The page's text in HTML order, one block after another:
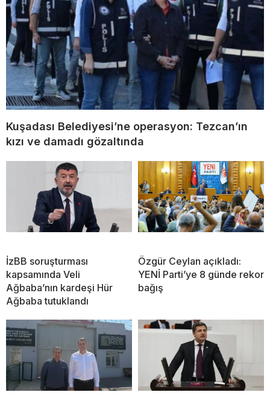
Kuşadası Belediyesi’ne operasyon: Tezcan’ın
kızı ve damadı gözaltında
İzBB soruşturması
kapsamında Veli
Ağbaba’nın kardeşi Hür
Ağbaba tutuklandı
Özgür Ceylan açıkladı:
YENİ Parti’ye 8 günde rekor
bağış